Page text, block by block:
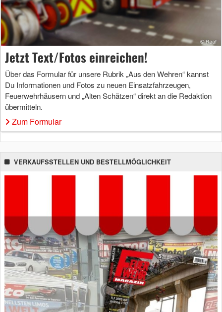
Jetzt Text/Fotos einreichen!
Über das Formular für unsere Rubrik „Aus den Wehren“ kannst
Du Informationen und Fotos zu neuen Einsatzfahrzeugen,
Feuerwehrhäusern und „Alten Schätzen“ direkt an die Redaktion
übermitteln.
Zum Formular
VERKAUFSSTELLEN UND BESTELLMÖGLICHKEIT